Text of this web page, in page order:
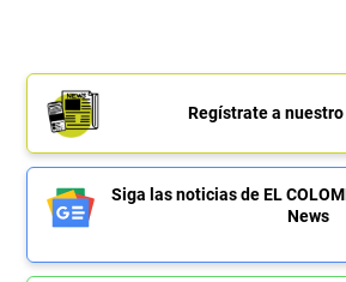
Regístrate a
Siga las noticias de EL
News